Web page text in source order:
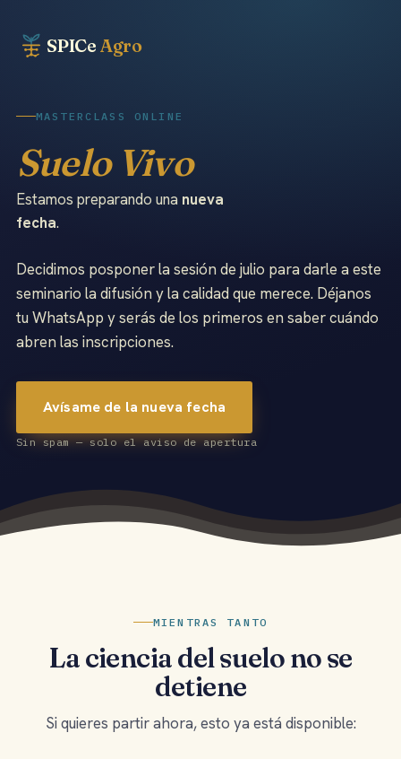
SPICe Agro
MASTERCLASS ONLINE
Suelo Vivo
Estamos preparando una nueva
fecha.
Decidimos posponer la sesión de julio para darle a este
seminario la difusión y la calidad que merece. Déjanos
tu WhatsApp y serás de los primeros en saber cuándo
abren las inscripciones.
Avísame de la nueva fecha
Sin spam — solo el aviso de apertura
MIENTRAS TANTO
La ciencia del suelo no se
detiene
Si quieres partir ahora, esto ya está disponible: